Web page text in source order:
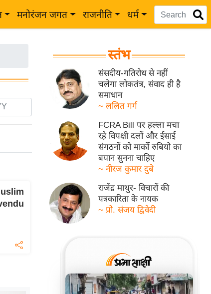
मनोरंजन जगत राजनीति धर्म
स्तंभ
संसदीय-गतिरोध से नहीं
चलेगा लोकतंत्र, संवाद ही है
समाधान
~ ललित गर्ग
FCRA Bill पर हल्ला मचा
रहे विपक्षी दलों और ईसाई
संगठनों को मार्को रुबियो का
बयान सुनना चाहिए
~ नीरज कुमार दुबे
राजेंद्र माथुर- विचारों की
पत्रकारिता के नायक
~ प्रो. संजय द्विवेदी